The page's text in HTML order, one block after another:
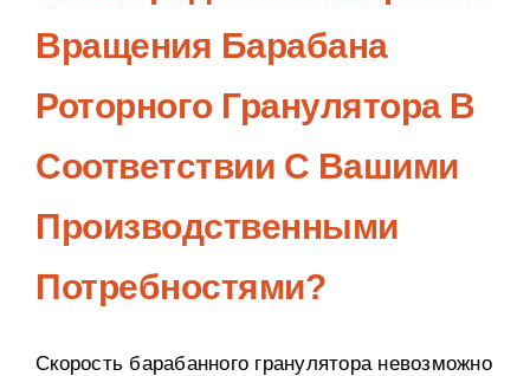
Вращения Барабана
Роторного Гранулятора В
Соответствии С Вашими
Производственными
Потребностями?
Скорость барабанного гранулятора невозможно